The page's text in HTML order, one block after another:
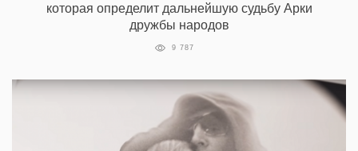
которая определит дальнейшую судьбу Арки
дружбы народов
9 787